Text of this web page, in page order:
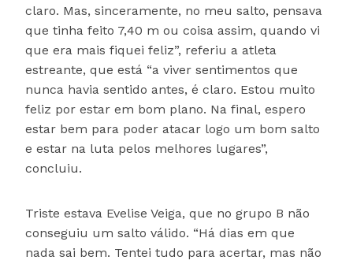
claro. Mas, sinceramente, no meu salto, pensava
que tinha feito 7,40 m ou coisa assim, quando vi
que era mais fiquei feliz”, referiu a atleta
estreante, que está “a viver sentimentos que
nunca havia sentido antes, é claro. Estou muito
feliz por estar em bom plano. Na final, espero
estar bem para poder atacar logo um bom salto
e estar na luta pelos melhores lugares”,
concluiu.
Triste estava Evelise Veiga, que no grupo B não
conseguiu um salto válido. “Há dias em que
nada sai bem. Tentei tudo para acertar, mas não